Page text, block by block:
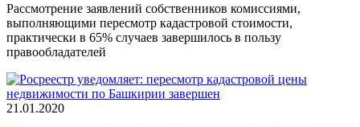
Рассмотрение заявлений собственников комиссиями,
выполняющими пересмотр кадастровой стоимости,
практически в 65% случаев завершилось в пользу
правообладателей
21.01.2020